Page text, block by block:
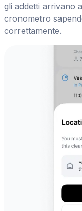
gli addetti arrivano
cronometro
correttamente.